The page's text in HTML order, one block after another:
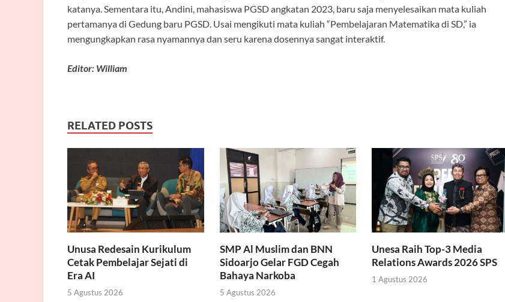
katanya. Sementara itu, Andini, mahasiswa PGSD angkatan 2023, baru saja menyelesaikan mata kuliah
pertamanya di Gedung baru PGSD. Usai mengikuti mata kuliah “Pembelajaran Matematika di SD,” ia
mengungkapkan rasa nyamannya dan seru karena dosennya sangat interaktif.
Editor: William
RELATED POSTS
Unusa Redesain Kurikulum
Cetak Pembelajar Sejati di
Era AI
5 Agustus 2026
SMP Al Muslim dan BNN
Sidoarjo Gelar FGD Cegah
Bahaya Narkoba
5 Agustus 2026
Unesa Raih Top-3 Media
Relations Awards 2026 SPS
1 Agustus 2026